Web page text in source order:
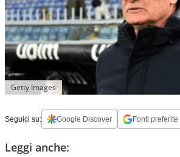
Getty Images
Seguici su: Google Discover Fonti preferite
Leggi anche: